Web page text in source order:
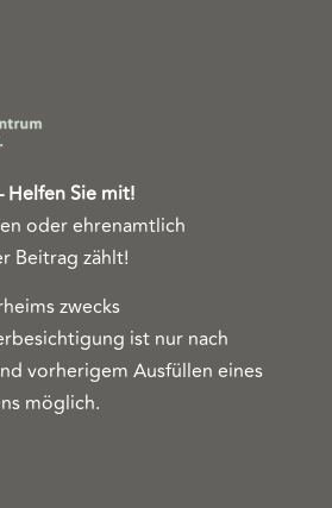
Helfen Sie mit!
oder ehrenamtlich
Beitrag zählt!
zwecks
ist nur nach
vorherigem Ausfüllen eines
möglich.